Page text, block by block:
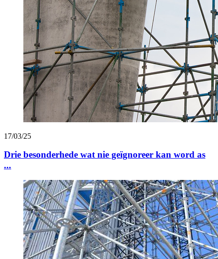
17/03/25
Drie besonderhede wat nie geïgnoreer kan word as
...